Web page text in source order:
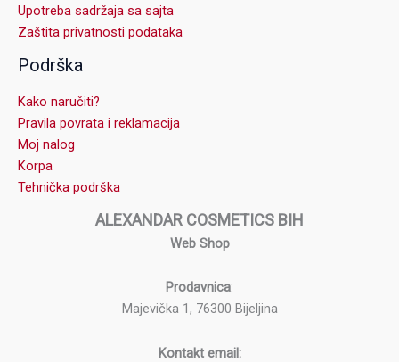
Upotreba sadržaja sa sajta
Zaštita privatnosti podataka
Podrška
Kako naručiti?
Pravila povrata i reklamacija
Moj nalog
Korpa
Tehnička podrška
ALEXANDAR COSMETICS BIH
Web Shop
Prodavnica:
Majevička 1, 76300 Bijeljina
Kontakt email: